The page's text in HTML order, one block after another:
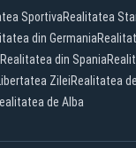
SportivaRealitatea
din Germania
Realitatea din Spania
ZileiRealitatea
de Alba